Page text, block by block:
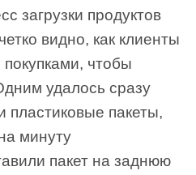
загрузки продуктов
видно, как клиенты
чтобы
удалось сразу
пластиковые пакеты,
минуту
пакет на заднюю